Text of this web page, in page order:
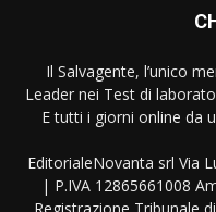
Il Salvagente, l’unico
Leader nei Test di
E tutti i giorni online da
EditorialeNovanta srl Via
| P.IVA 12865661008
Registrazione Tribunale